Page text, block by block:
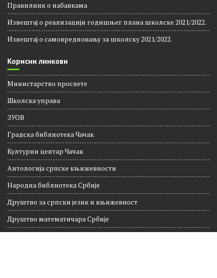
Правилник о набавкама
Извештај о реализацији годишњег плана школске 2021/2022.
Извештај о самовредновању за школску 2021/2022.
Корисни линкови
Министарство просвете
Школска управа
ЗУОВ
Градска библиотека Чачак
Културни центар Чачак
Антологија српске књижевности
Народна библиотека Србије
Друштво за српски језик и књижевност
Друштво математичара Србије